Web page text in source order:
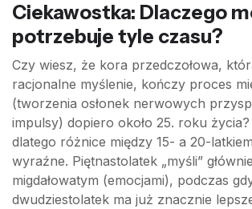
Ciekawostka: Dlaczego
potrzebuje tyle czasu?
Czy wiesz, że kora przedczołowa,
racjonalne myślenie, kończy proces
(tworzenia osłonek nerwowych
impulsy) dopiero około 25. roku życia?
dlatego różnice między 15- a 20-
wyraźne. Piętnastolatek „myśli”
migdałowatym (emocjami), podczas
dwudziestolatek ma już znacznie